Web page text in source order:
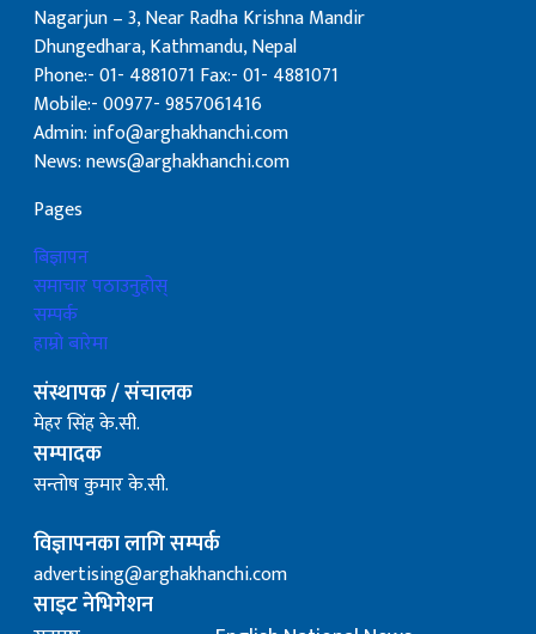
Nagarjun – 3, Near Radha Krishna Mandir
Dhungedhara, Kathmandu, Nepal
Phone:- 01- 4881071 Fax:- 01- 4881071
Mobile:- 00977- 9857061416
Admin: info@arghakhanchi.com
News: news@arghakhanchi.com
Pages
बिज्ञापन
समाचार पठाउनुहोस्
सम्पर्क
हाम्रो बारेमा
संस्थापक / संचालक
मेहर सिंह के.सी.
सम्पादक
सन्तोष कुमार के.सी.
विज्ञापनका लागि सम्पर्क
advertising@arghakhanchi.com
साइट नेभिगेशन